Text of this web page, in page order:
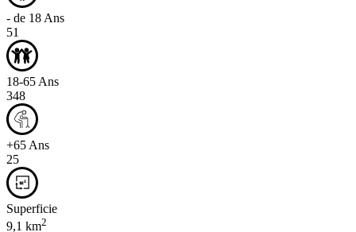
- de 18 Ans
51
18-65 Ans
348
+65 Ans
25
Superficie
9,1 km2